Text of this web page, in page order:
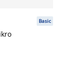
Basic